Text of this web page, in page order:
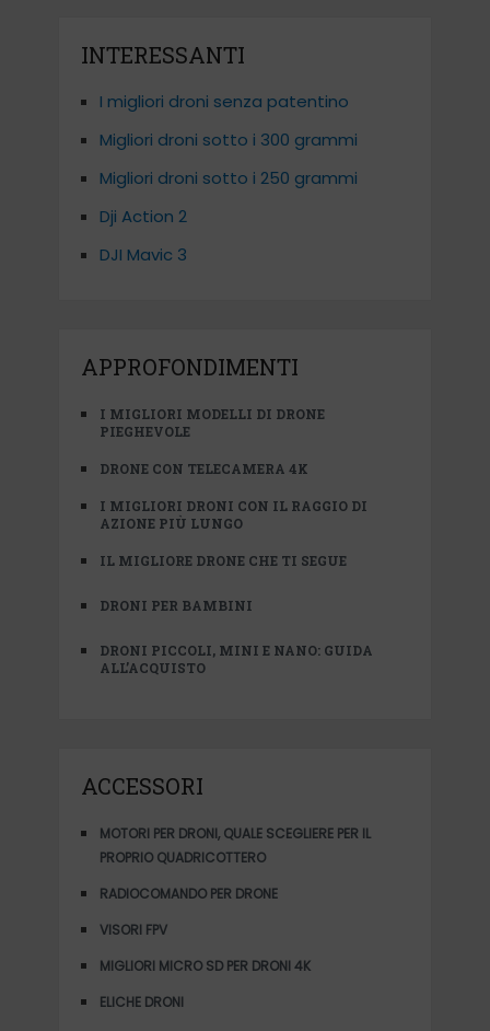
INTERESSANTI
I migliori droni senza patentino
Migliori droni sotto i 300 grammi
Migliori droni sotto i 250 grammi
Dji Action 2
DJI Mavic 3
APPROFONDIMENTI
I MIGLIORI MODELLI DI DRONE
PIEGHEVOLE
DRONE CON TELECAMERA 4K
I MIGLIORI DRONI CON IL RAGGIO DI
AZIONE PIÙ LUNGO
IL MIGLIORE DRONE CHE TI SEGUE
DRONI PER BAMBINI
DRONI PICCOLI, MINI E NANO: GUIDA
ALL’ACQUISTO
ACCESSORI
MOTORI PER DRONI, QUALE SCEGLIERE PER IL
PROPRIO QUADRICOTTERO
RADIOCOMANDO PER DRONE
VISORI FPV
MIGLIORI MICRO SD PER DRONI 4K
ELICHE DRONI